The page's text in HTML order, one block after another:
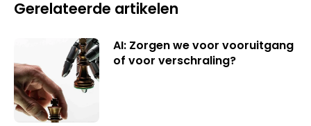
Gerelateerde artikelen
AI: Zorgen we voor vooruitgang
of voor verschraling?